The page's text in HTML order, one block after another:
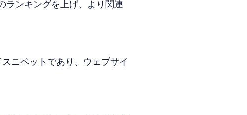
ランキングを上げ、より関連
ニペットであり、ウェブサイ